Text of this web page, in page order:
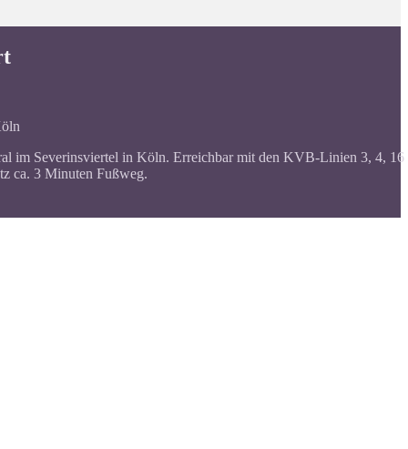
im Severinsviertel in Köln. Erreichbar mit den KVB-Linien 3, 4, 16
ca. 3 Minuten Fußweg.